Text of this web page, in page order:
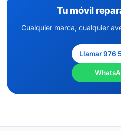
Tu móvil
Cualquier marca, cualquier
Llamar 976